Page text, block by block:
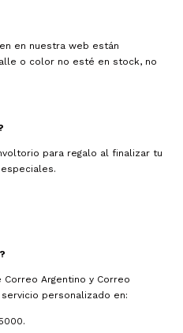
en nuestra web están
o color no esté en stock, no
para regalo al finalizar tu
Argentino y Correo
personalizado en: